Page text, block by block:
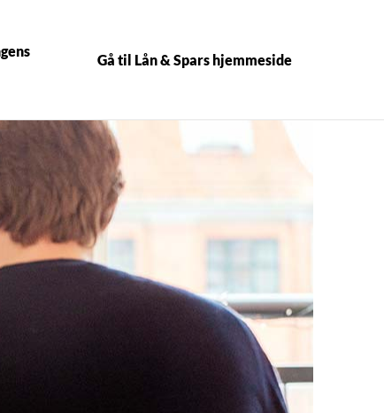
Gå til Lån & Spars hjemmeside